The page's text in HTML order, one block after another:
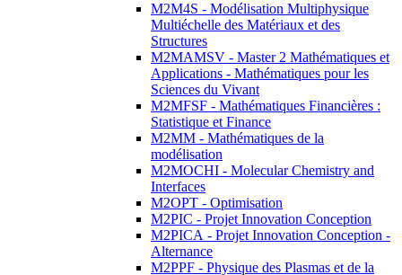
M2M4S - Modélisation Multiphysique
Multiéchelle des Matériaux et des
Structures
M2MAMSV - Master 2 Mathématiques et
Applications - Mathématiques pour les
Sciences du Vivant
M2MFSF - Mathématiques Financières :
Statistique et Finance
M2MM - Mathématiques de la
modélisation
M2MOCHI - Molecular Chemistry and
Interfaces
M2OPT - Optimisation
M2PIC - Projet Innovation Conception
M2PICA - Projet Innovation Conception -
Alternance
M2PPF - Physique des Plasmas et de la